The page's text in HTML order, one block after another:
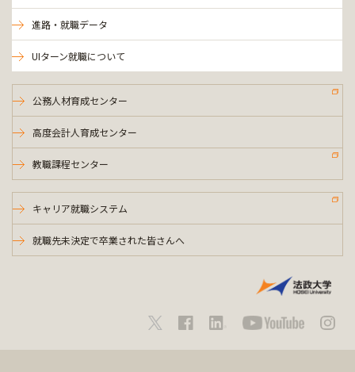
進路・就職データ
UIターン就職について
公務人材育成センター
高度会計人育成センター
教職課程センター
キャリア就職システム
就職先未決定で卒業された皆さんへ